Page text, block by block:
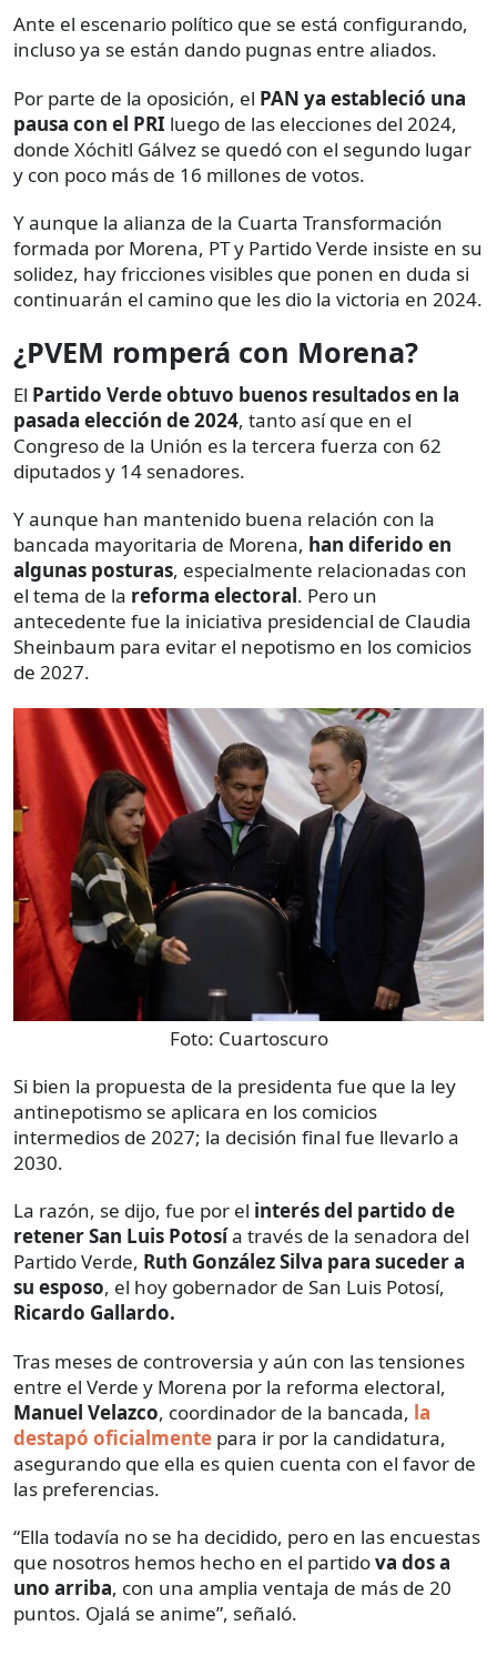
Ante el escenario político que se está configurando,
incluso ya se están dando pugnas entre aliados.
Por parte de la oposición, el PAN ya estableció una
pausa con el PRI luego de las elecciones del 2024,
donde Xóchitl Gálvez se quedó con el segundo lugar
y con poco más de 16 millones de votos.
Y aunque la alianza de la Cuarta Transformación
formada por Morena, PT y Partido Verde insiste en su
solidez, hay fricciones visibles que ponen en duda si
continuarán el camino que les dio la victoria en 2024.
¿PVEM romperá con Morena?
El Partido Verde obtuvo buenos resultados en la
pasada elección de 2024, tanto así que en el
Congreso de la Unión es la tercera fuerza con 62
diputados y 14 senadores.
Y aunque han mantenido buena relación con la
bancada mayoritaria de Morena, han diferido en
algunas posturas, especialmente relacionadas con
el tema de la reforma electoral. Pero un
antecedente fue la iniciativa presidencial de Claudia
Sheinbaum para evitar el nepotismo en los comicios
de 2027.
Foto: Cuartoscuro
Si bien la propuesta de la presidenta fue que la ley
antinepotismo se aplicara en los comicios
intermedios de 2027; la decisión final fue llevarlo a
2030.
La razón, se dijo, fue por el interés del partido de
retener San Luis Potosía través de la senadora del
Partido Verde, Ruth González Silva para suceder a
su esposo, el hoy gobernador de San Luis Potosí,
Ricardo Gallardo.
Tras meses de controversia y aún con las tensiones
entre el Verde y Morena por la reforma electoral,
Manuel Velazco, coordinador de la bancada, la
destapó oficialmente para ir por la candidatura,
asegurando que ella es quien cuenta con el favor de
las preferencias.
“Ella todavía no se ha decidido, pero en las encuestas
que nosotros hemos hecho en el partidova dos a
uno arriba, con una amplia ventaja de más de 20
puntos. Ojalá se anime”, señaló.